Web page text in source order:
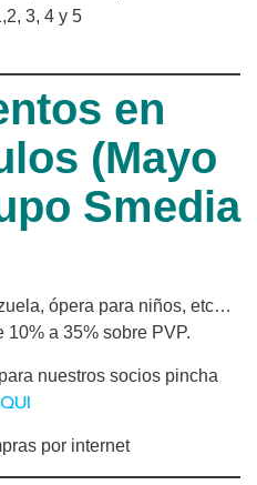
3, 4 y 5
en
(Mayo
Smedia
ópera para niños, etc…
a 35% sobre PVP.
nuestros socios pincha
por internet